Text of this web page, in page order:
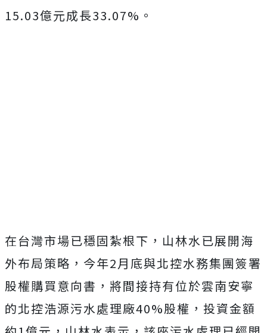
15.03億元成長33.07%。
在台灣市場已穩固紮根下，山林水已展開海
外布局策略，今年2月底與北控水務集團簽署
股權購買意向書，將間接持有位於雲南安寧
的北控浩源污水處理廠40%股權，投資金額